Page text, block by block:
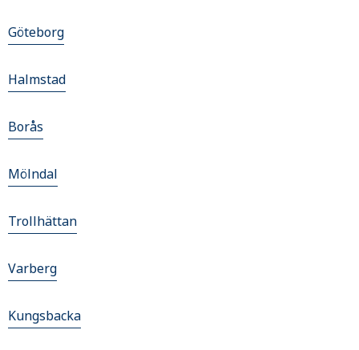
Göteborg
Halmstad
Borås
Mölndal
Trollhättan
Varberg
Kungsbacka